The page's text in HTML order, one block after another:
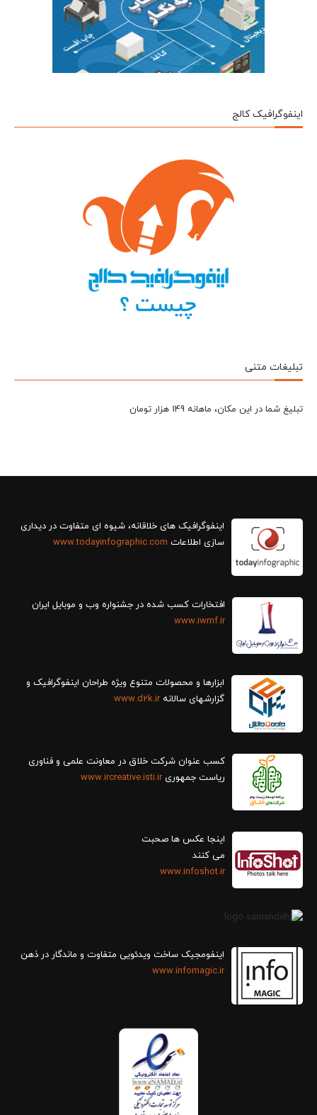
اینفوگرافیک کالج
تبلیغات متنی
تبلیغ شما در این مکان، ماهانه 149 هزار تومان
سازی اطلاعات www.todayinfographic.com
افتخارات کسب شده در جشنواره وب و موبایل ایران
www.iwmf.ir
ابزارها و محصولات متنوع ویژه طراحان اینفوگرافیک و
گزارش‎های سالانه
www.d2k.ir
کسب عنوان شرکت خلاق در معاونت علمی و فناوری
ریاست جمهوریwww.ircreative.isti.ir
اینجا عکس ها صحبت
می کنند
www.infoshot.ir
اینفومجیک ساخت ویدئویی متفاوت و ماندگار در ذهن
www.infomagic.ir